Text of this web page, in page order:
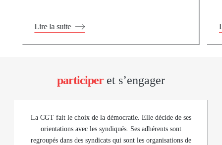
Lire la suite
participeret s’engager
La CGT fait le choix de la démocratie. Elle décide de ses
orientations avec les syndiqués. Ses adhérents sont
regroupés dans des syndicats qui sont les organisations de